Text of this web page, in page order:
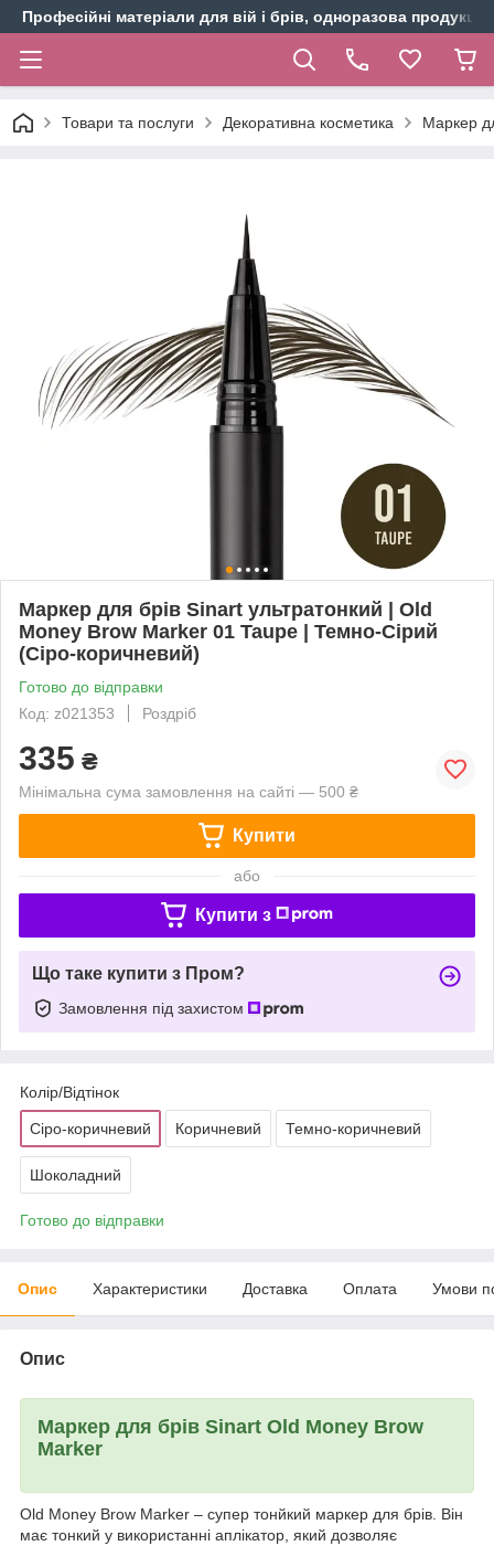
Професійні матеріали для вій і брів, одноразова продукція
Товари та послуги Декоративна косметика Маркер
Маркер для брів Sinart ультратонкий | Old
Money Brow Marker 01 Taupe | Темно-Сірий
(Сіро-коричневий)
Готово до відправки
Код: z021353
Роздріб
335 ₴
Мінімальна сума замовлення на сайті — 500 ₴
Купити
або
Купити з
Що таке купити з Пром?
Замовлення під захистом
Колір/Відтінок
Сіро-коричневий Коричневий Темно-коричневий
Шоколадний
Готово до відправки
Опис Характеристики Доставка Оплата Умови
Опис
Маркер для брів Sinart Old Money Brow
Marker
Old Money Brow Marker – супер тонйкий маркер для брів. Він
має тонкий у використанні аплікатор, який дозволяє